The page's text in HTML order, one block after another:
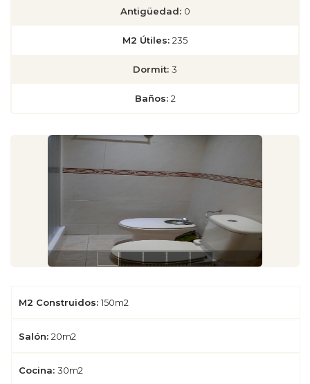
Antigüedad: 0
M2 Útiles: 235
Dormit: 3
Baños: 2
M2 Construidos: 150m2
Salón: 20m2
Cocina: 30m2